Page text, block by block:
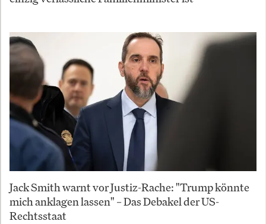
Jack Smith warnt vor Justiz-Rache: "Trump könnte
mich anklagen lassen" – Das Debakel der US-
Rechtsstaat